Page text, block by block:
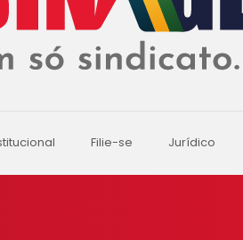
Filie-se Jurídico